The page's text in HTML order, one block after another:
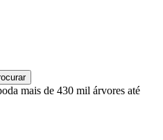
mais de 430 mil árvores até